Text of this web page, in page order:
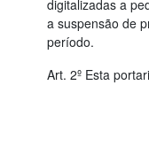
digitalizadas a
a suspensão de
período.
Art. 2º Esta